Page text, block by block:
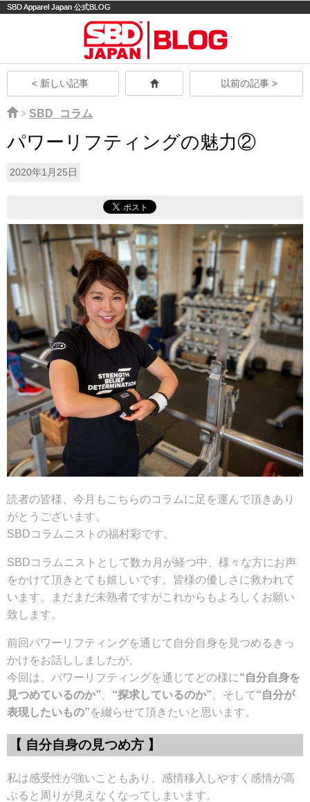
SBD Apparel Japan 公式BLOG
< 新しい記事 以前の記事 >
SBD_コラム
パワーリフティングの魅力②
2020年1月25日
読者の皆様、今月もこちらのコラムに足を運んで頂きあり
がとうございます。
SBDコラムニストの福村彩です。
SBDコラムニストとして数カ月が経つ中、様々な方にお声
をかけて頂きとても嬉しいです。皆様の優しさに救われて
います。まだまだ未熟者ですがこれからもよろしくお願い
致します。
前回パワーリフティングを通じて自分自身を見つめるきっ
かけをお話ししましたが、
今回は、パワーリフティングを通じてどの様に“自分自身を
見つめているのか”
“探求しているのか” 、そして“自分が
表現したいもの”を綴らせて頂きたいと思います。
【 自分自身の見つめ方 】
私は感受性が強いこともあり、感情移入しやすく感情が高
ぶると周りが見えなくなってしまいます。
モバイル PC